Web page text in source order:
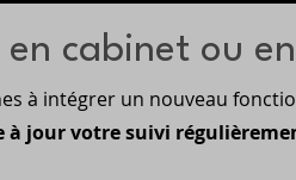
en cabinet ou
à intégrer un nouveau
à jour votre suivi